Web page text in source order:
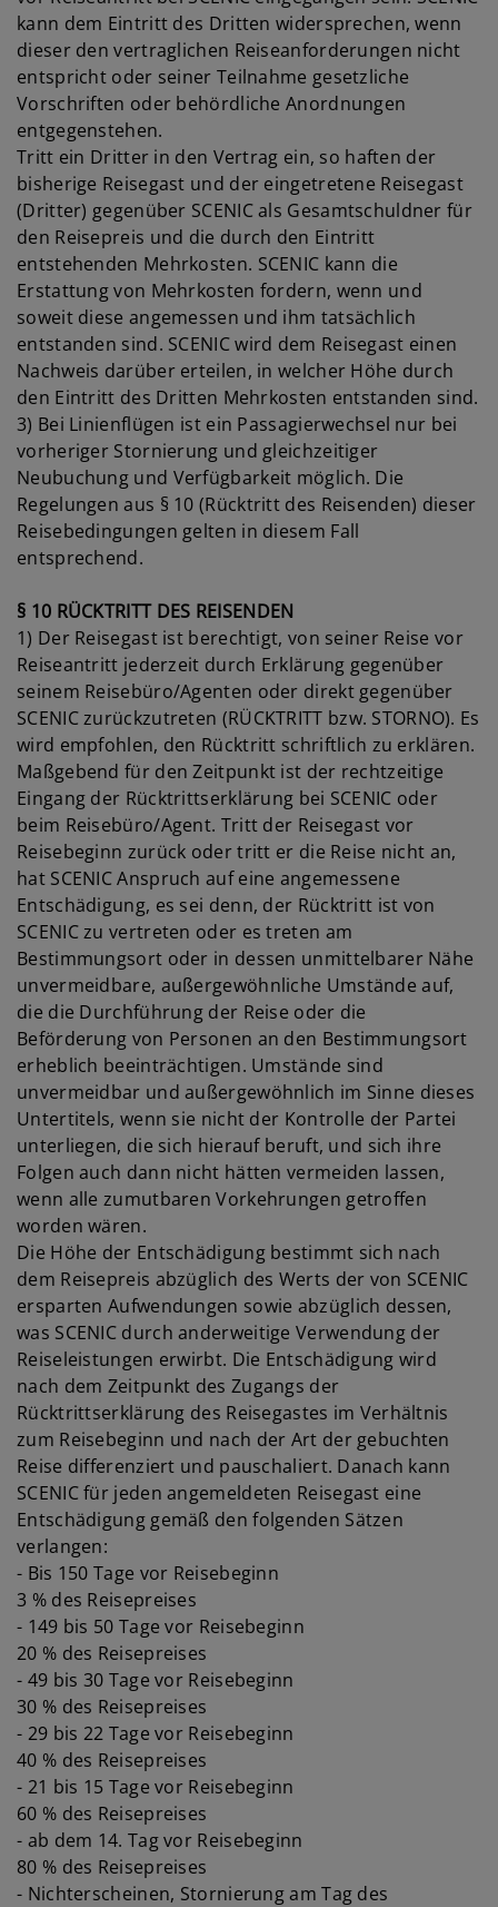
kann dem Eintritt des Dritten widersprechen, wenn
dieser den vertraglichen Reiseanforderungen nicht
entspricht oder seiner Teilnahme gesetzliche
Vorschriften oder behördliche Anordnungen
entgegenstehen.
Tritt ein Dritter in den Vertrag ein, so haften der
bisherige Reisegast und der eingetretene Reisegast
(Dritter) gegenüber SCENIC als Gesamtschuldner für
den Reisepreis und die durch den Eintritt
entstehenden Mehrkosten. SCENIC kann die
Erstattung von Mehrkosten fordern, wenn und
soweit diese angemessen und ihm tatsächlich
entstanden sind. SCENIC wird dem Reisegast einen
Nachweis darüber erteilen, in welcher Höhe durch
den Eintritt des Dritten Mehrkosten entstanden sind.
3) Bei Linienflügen ist ein Passagierwechsel nur bei
vorheriger Stornierung und gleichzeitiger
Neubuchung und Verfügbarkeit möglich. Die
Regelungen aus § 10 (Rücktritt des Reisenden) dieser
Reisebedingungen gelten in diesem Fall
entsprechend.
§ 10 RÜCKTRITT DES REISENDEN
1) Der Reisegast ist berechtigt, von seiner Reise vor
Reiseantritt jederzeit durch Erklärung gegenüber
seinem Reisebüro/Agenten oder direkt gegenüber
SCENIC zurückzutreten (RÜCKTRITT bzw. STORNO). Es
wird empfohlen, den Rücktritt schriftlich zu erklären.
Maßgebend für den Zeitpunkt ist der rechtzeitige
Eingang der Rücktrittserklärung bei SCENIC oder
beim Reisebüro/Agent. Tritt der Reisegast vor
Reisebeginn zurück oder tritt er die Reise nicht an,
hat SCENIC Anspruch auf eine angemessene
Entschädigung, es sei denn, der Rücktritt ist von
SCENIC zu vertreten oder es treten am
Bestimmungsort oder in dessen unmittelbarer Nähe
unvermeidbare, außergewöhnliche Umstände auf,
die die Durchführung der Reise oder die
Beförderung von Personen an den Bestimmungsort
erheblich beeinträchtigen. Umstände sind
unvermeidbar und außergewöhnlich im Sinne dieses
Untertitels, wenn sie nicht der Kontrolle der Partei
unterliegen, die sich hierauf beruft, und sich ihre
Folgen auch dann nicht hätten vermeiden lassen,
wenn alle zumutbaren Vorkehrungen getroffen
worden wären.
Die Höhe der Entschädigung bestimmt sich nach
dem Reisepreis abzüglich des Werts der von SCENIC
ersparten Aufwendungen sowie abzüglich dessen,
was SCENIC durch anderweitige Verwendung der
Reiseleistungen erwirbt. Die Entschädigung wird
nach dem Zeitpunkt des Zugangs der
Rücktrittserklärung des Reisegastes im Verhältnis
zum Reisebeginn und nach der Art der gebuchten
Reise differenziert und pauschaliert. Danach kann
SCENIC für jeden angemeldeten Reisegast eine
Entschädigung gemäß den folgenden Sätzen
verlangen:
- Bis 150 Tage vor Reisebeginn
3 % des Reisepreises
- 149 bis 50 Tage vor Reisebeginn
20 % des Reisepreises
- 49 bis 30 Tage vor Reisebeginn
30 % des Reisepreises
- 29 bis 22 Tage vor Reisebeginn
40 % des Reisepreises
- 21 bis 15 Tage vor Reisebeginn
60 % des Reisepreises
- ab dem 14. Tag vor Reisebeginn
80 % des Reisepreises
- Nichterscheinen, Stornierung am Tag des